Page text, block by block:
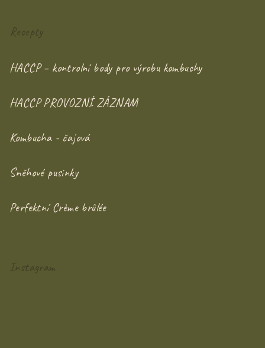
Recepty
HACCP – kontrolní body pro výrobu kombuchy
HACCP PROVOZNÍ ZÁZNAM
Kombucha - čajová
Sněhové pusinky
Perfektní Crème brûlée
Instagram